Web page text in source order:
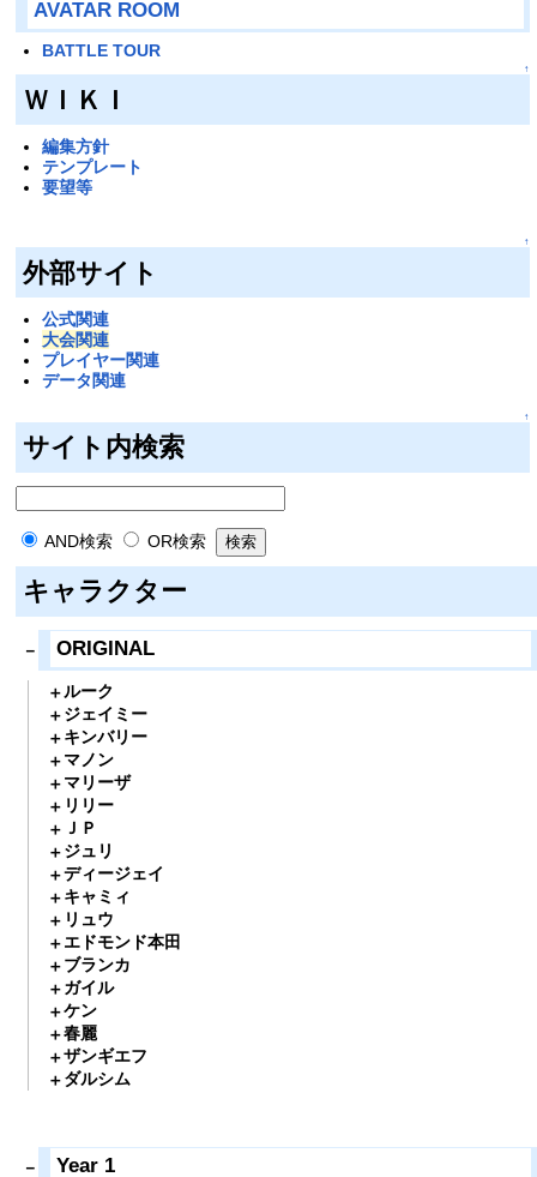
AVATAR ROOM
BATTLE TOUR
↑
ＷＩＫＩ
編集方針
テンプレート
要望等
↑
外部サイト
公式関連
大会関連
プレイヤー関連
データ関連
↑
サイト内検索
AND検索 OR検索
キャラクター
ORIGINAL
ルーク
ジェイミー
キンバリー
マノン
マリーザ
リリー
ＪＰ
ジュリ
ディージェイ
キャミィ
リュウ
エドモンド本田
ブランカ
ガイル
ケン
春麗
ザンギエフ
ダルシム
Year 1